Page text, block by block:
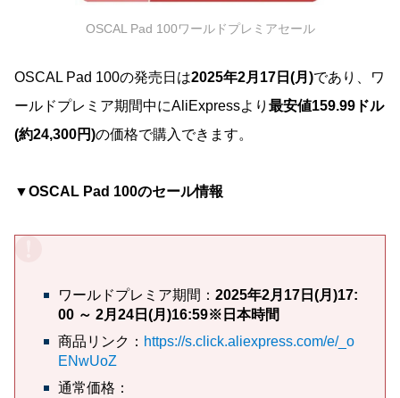
OSCAL Pad 100ワールドプレミアセール
OSCAL Pad 100の発売日は2025年2月17日(月)であり、ワ
ールドプレミア期間中にAliExpressより 最安値159.99ドル
(約24,300円)の価格で購入できます。
▼OSCAL Pad 100のセール情報
ワールドプレミア期間： 2025年2月17日(月)17:
00 ～ 2月24日(月)16:59※日本時間
商品リンク： https://s.click.aliexpress.com/e/_o
ENwUoZ
通常価格：